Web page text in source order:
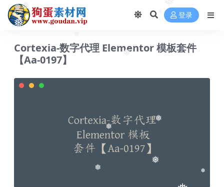
❅
❅
❅
❅
❅
❅ ❅
❅ 登录
Cortexia-数字代理 Elementor 模板套件
【Aa-0197】